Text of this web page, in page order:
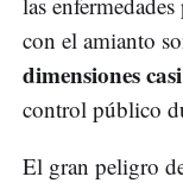
con el amianto
dimensiones
control público
El gran peligro